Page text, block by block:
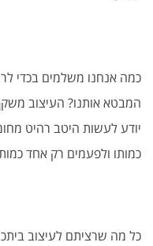
כמה אנחנו משלמים בכדי
המבטא אותנו? העיצוב משקף
יודע לעשות היטב רהיט
כמותו ולפעמים רק אחד
כל מה שרציתם לעיצוב